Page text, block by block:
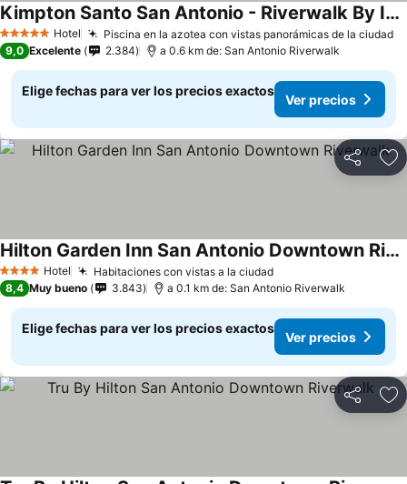
5 Estrellas Hotel Piscina en la azotea con vistas panorámicas de la ciudad
Kimpton Santo San Antonio - Riverwalk By Ihg
9,0 Excelente 2.384 a 0.6 km de: San Antonio Riverwalk
Elige fechas para ver los precios exactos
Ver precios
Compartir
4 EstrellasHotel Habitaciones con vistas a la ciudad
Hilton Garden Inn San Antonio Downtown Riverwalk
8,4 Muy bueno 3.843 a 0.1 km de: San Antonio Riverwalk
Elige fechas para ver los precios exactos
Ver precios
Compartir